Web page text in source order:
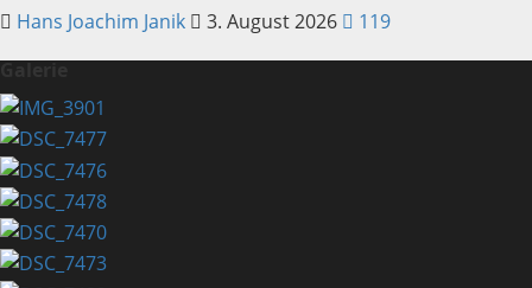
Hans Joachim Janik 3. August 2026
119